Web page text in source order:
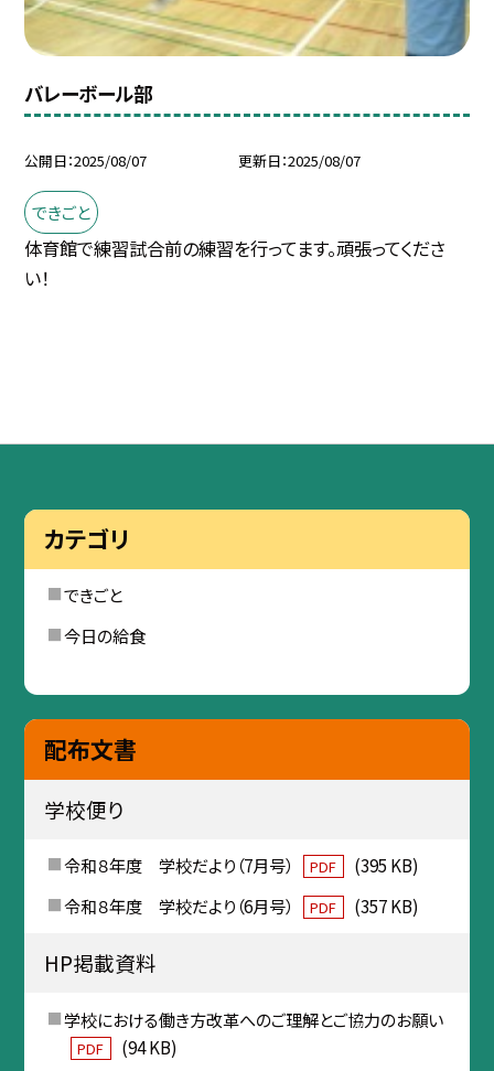
バレーボール部
公開日 2025/08/07 更新日 2025/08/07
できごと
体育館で練習試合前の練習を行ってます。頑張ってくださ
い！
カテゴリ
できごと
今日の給食
配布文書
学校便り
令和８年度 学校だより（7月号） PDF
(395 KB)
令和８年度 学校だより（6月号）
PDF (357 KB)
HP掲載資料
学校における働き方改革へのご理解とご協力のお願い
PDF
(94 KB)